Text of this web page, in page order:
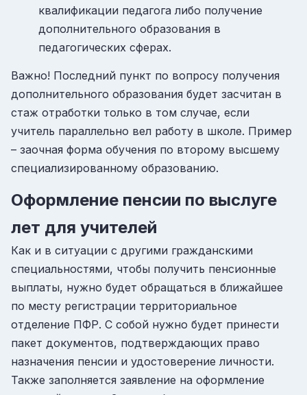
квалификации педагога либо получение
дополнительного образования в
педагогических сферах.
Важно! Последний пункт по вопросу получения
дополнительного образования будет засчитан в
стаж отработки только в том случае, если
учитель параллельно вел работу в школе. Пример
– заочная форма обучения по второму высшему
специализированному образованию.
Оформление пенсии по выслуге
лет для учителей
Как и в ситуации с другими гражданскими
специальностями, чтобы получить пенсионные
выплаты, нужно будет обращаться в ближайшее
по месту регистрации территориальное
отделение ПФР. С собой нужно будет принести
пакет документов, подтверждающих право
назначения пенсии и удостоверение личности.
Также заполняется заявление на оформление